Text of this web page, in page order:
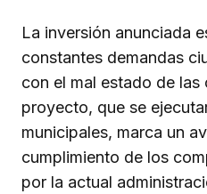
La inversión anunciada
constantes demandas
con el mal estado de las
proyecto, que se
municipales, marca un
cumplimiento de los
por la actual